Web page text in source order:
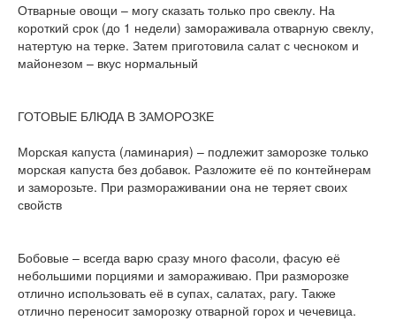
Отварные овощи – могу сказать только про свеклу. На
короткий срок (до 1 недели) замораживала отварную свеклу,
натертую на терке. Затем приготовила салат с чесноком и
майонезом – вкус нормальный
ГОТОВЫЕ БЛЮДА В ЗАМОРОЗКЕ
Морская капуста (ламинария) – подлежит заморозке только
морская капуста без добавок. Разложите её по контейнерам
и заморозьте. При размораживании она не теряет своих
свойств
Бобовые – всегда варю сразу много фасоли, фасую её
небольшими порциями и замораживаю. При разморозке
отлично использовать её в супах, салатах, рагу. Также
отлично переносит заморозку отварной горох и чечевица.